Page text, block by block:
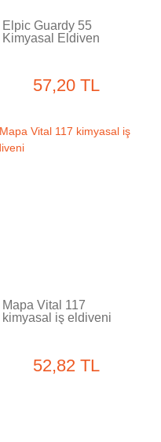
Elpic Guardy 55
Kimyasal Eldiven
57,20 TL
Mapa Vital 117
kimyasal iş eldiveni
52,82 TL